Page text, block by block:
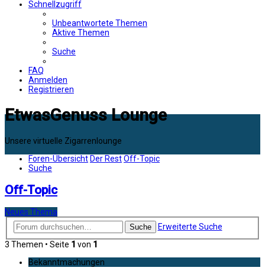
Schnellzugriff
Unbeantwortete Themen
Aktive Themen
Suche
FAQ
Anmelden
Registrieren
EtwasGenuss Lounge
Unsere virtuelle Zigarrenlounge
Foren-ÜbersichtDer RestOff-Topic
Suche
Off-Topic
Neues Thema
Suche
Erweiterte Suche
3 Themen • Seite 1 von 1
Bekanntmachungen